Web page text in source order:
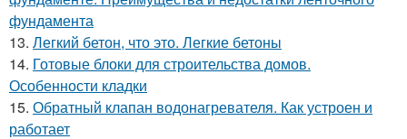
фундамента
13. Легкий бетон, что это. Легкие бетоны
14. Готовые блоки для строительства домов.
Особенности кладки
15. Обратный клапан водонагревателя. Как устроен и
работает